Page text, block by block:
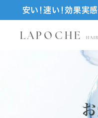
安い！速い！効果実
LAPOCHE